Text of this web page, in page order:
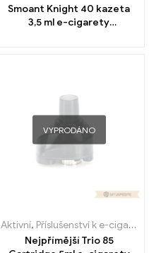
Smoant Knight 40 kazeta
3,5 ml e-cigarety
VYPRODÁNO
Aktivní, Příslušenství k e-cigaretám
Nejpřímější Trio 85